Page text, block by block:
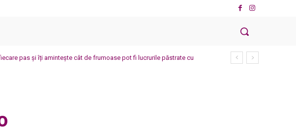
pas și îți amintește cât de frumoase pot fi lucrurile păstrate cu